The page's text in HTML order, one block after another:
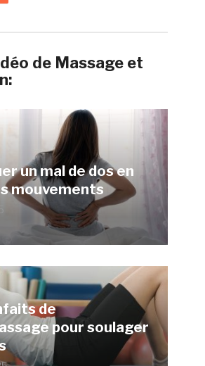
de Massage et
un mal de dos en
mouvements
de
pour soulager